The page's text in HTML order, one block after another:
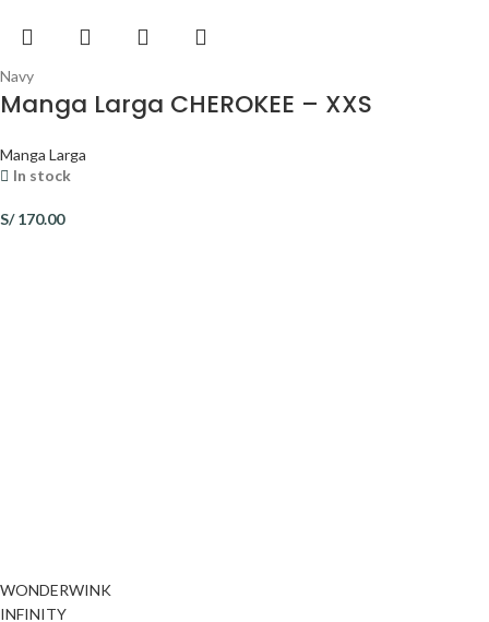
Navy
Manga Larga CHEROKEE – XXS
Manga Larga
In stock
S/170.00
WONDERWINK
INFINITY